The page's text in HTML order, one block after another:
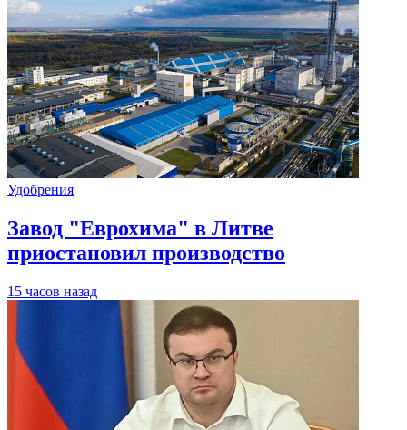
Удобрения
Завод "Еврохима" в Литве
приостановил производство
15 часов назад